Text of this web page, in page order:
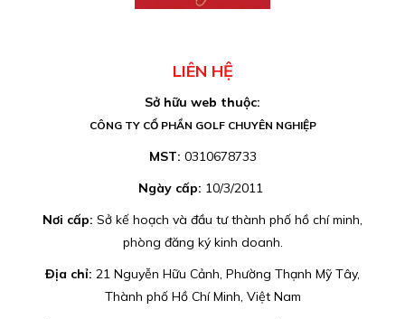
LIÊN HỆ
Sở hữu web thuộc:
CÔNG TY CỔ PHẦN GOLF CHUYÊN NGHIỆP
MST: 0310678733
Ngày cấp: 10/3/2011
Nơi cấp: Sở kế hoạch và đầu tư thành phố hồ chí minh,
phòng đăng ký kinh doanh.
Địa chỉ: 21 Nguyễn Hữu Cảnh, Phường Thạnh Mỹ Tây,
Thành phố Hồ Chí Minh, Việt Nam